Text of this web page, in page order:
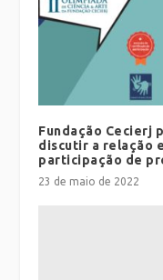
Fundação Cecierj
discutir a relação
participação de
23 de maio de 2022